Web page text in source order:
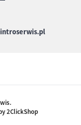
2ClickShop